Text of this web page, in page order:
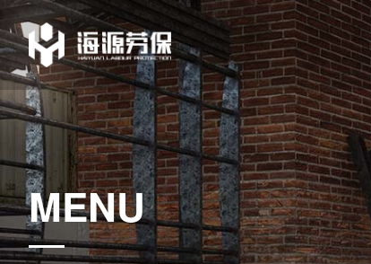
MENU